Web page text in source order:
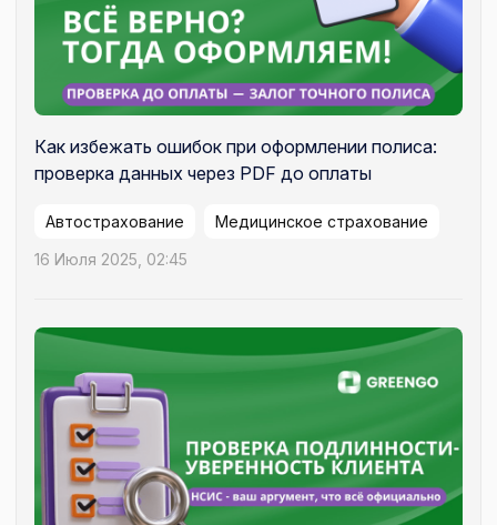
Как избежать ошибок при оформлении полиса:
проверка данных через PDF до оплаты
Автострахование
Медицинское страхование
16 Июля 2025, 02:45